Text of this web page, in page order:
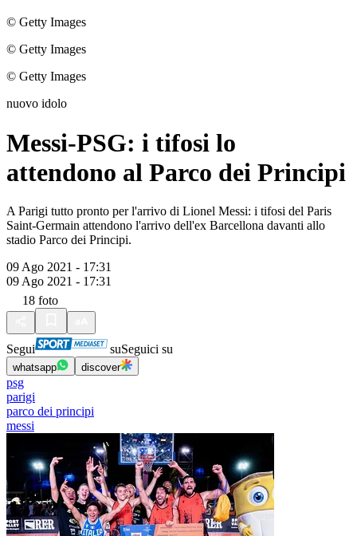
© Getty Images
© Getty Images
© Getty Images
nuovo idolo
Messi-PSG: i tifosi lo
attendono al Parco dei Principi
A Parigi tutto pronto per l'arrivo di Lionel Messi: i tifosi del Paris
Saint-Germain attendono l'arrivo dell'ex Barcellona davanti allo
stadio Parco dei Principi.
09 Ago 2021 - 17:31
09 Ago 2021 - 17:31
18 foto
Segui suSeguici su
whatsapp discover
psg
parigi
parco dei principi
messi